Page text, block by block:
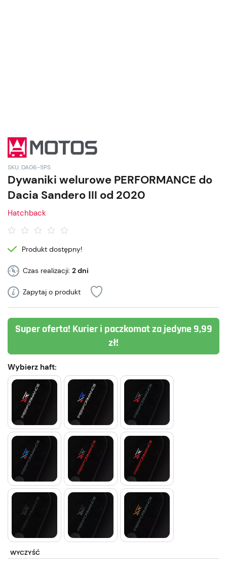
SKU: DA06-1|PS
Dywaniki welurowe PERFORMANCE do
Dacia Sandero III od 2020
Hatchback
Produkt dostępny!
Czas realizacji: 2 dni
Zapytaj o produkt
Super oferta! Kurier i paczkomat za jedyne 9,99
zł!
Wybierz haft:
WYCZYŚĆ